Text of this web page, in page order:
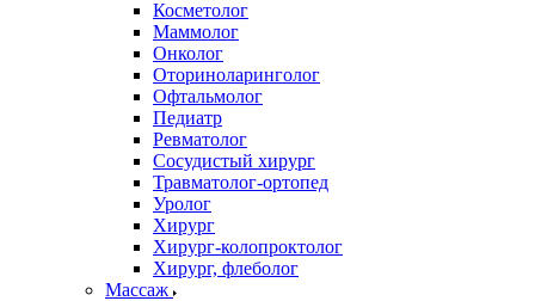
Косметолог
Маммолог
Онколог
Оториноларинголог
Офтальмолог
Педиатр
Ревматолог
Сосудистый хирург
Травматолог-ортопед
Уролог
Хирург
Хирург-колопроктолог
Хирург, флеболог
Массаж